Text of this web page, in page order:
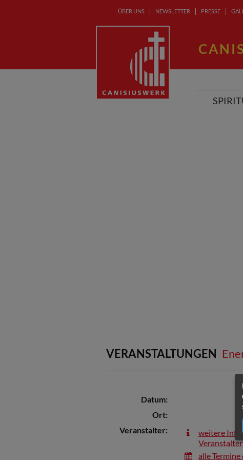
ÜBER UNS NEWSLETTER PRESSE
VERANSTALTUNGEN
Datum:
Ort:
Veranstalter:
weitere
Veranstalter
alle